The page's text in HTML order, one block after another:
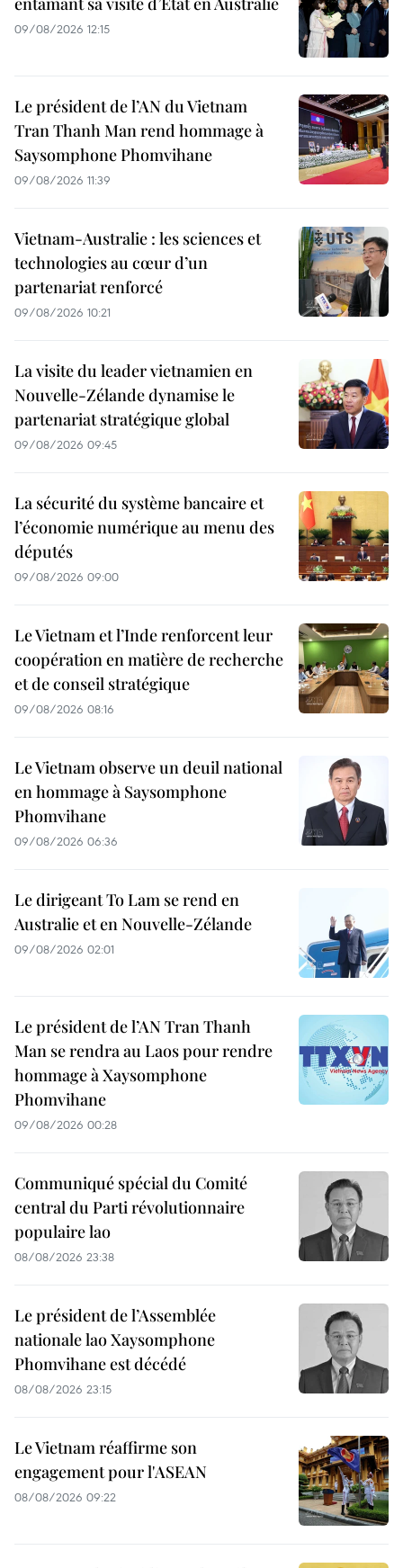
09/08/2026 12:15
Le président de l’AN du Vietnam
Tran Thanh Man rend hommage à
Saysomphone Phomvihane
09/08/2026 11:39
Vietnam-Australie : les sciences et
technologies au cœur d’un
partenariat renforcé
09/08/2026 10:21
La visite du leader vietnamien en
Nouvelle-Zélande dynamise le
partenariat stratégique global
09/08/2026 09:45
La sécurité du système bancaire et
l’économie numérique au menu des
députés
09/08/2026 09:00
Le Vietnam et l’Inde renforcent leur
coopération en matière de recherche
et de conseil stratégique
09/08/2026 08:16
Le Vietnam observe un deuil national
en hommage à Saysomphone
Phomvihane
09/08/2026 06:36
Le dirigeant To Lam se rend en
Australie et en Nouvelle-Zélande
09/08/2026 02:01
Le président de l’AN Tran Thanh
Man se rendra au Laos pour rendre
hommage à Xaysomphone
Phomvihane
09/08/2026 00:28
Communiqué spécial du Comité
central du Parti révolutionnaire
populaire lao
08/08/2026 23:38
Le président de l’Assemblée
nationale lao Xaysomphone
Phomvihane est décédé
08/08/2026 23:15
Le Vietnam réaffirme son
engagement pour l'ASEAN
08/08/2026 09:22